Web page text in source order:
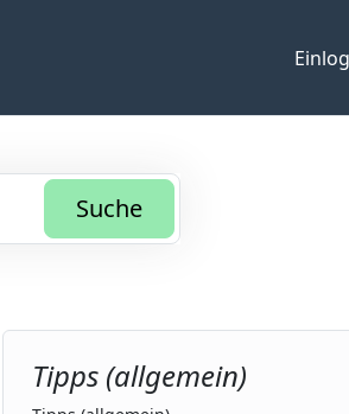
Suche
Tipps (allgemein)